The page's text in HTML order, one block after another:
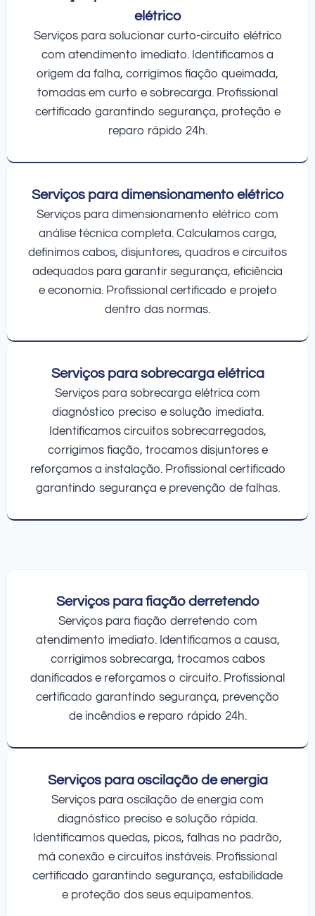
elétrico
Serviços para solucionar curto-circuito elétrico
com atendimento imediato. Identificamos a
origem da falha, corrigimos fiação queimada,
tomadas em curto e sobrecarga. Profissional
certificado garantindo segurança, proteção e
reparo rápido 24h.
Serviços para dimensionamento elétrico
Serviços para dimensionamento elétrico com
análise técnica completa. Calculamos carga,
definimos cabos, disjuntores, quadros e circuitos
adequados para garantir segurança, eficiência
e economia. Profissional certificado e projeto
dentro das normas.
Serviços para sobrecarga elétrica
Serviços para sobrecarga elétrica com
diagnóstico preciso e solução imediata.
Identificamos circuitos sobrecarregados,
corrigimos fiação, trocamos disjuntores e
reforçamos a instalação. Profissional certificado
garantindo segurança e prevenção de falhas.
Serviços para fiação derretendo
Serviços para fiação derretendo com
atendimento imediato. Identificamos a causa,
corrigimos sobrecarga, trocamos cabos
danificados e reforçamos o circuito. Profissional
certificado garantindo segurança, prevenção
de incêndios e reparo rápido 24h.
Serviços para oscilação de energia
Serviços para oscilação de energia com
diagnóstico preciso e solução rápida.
Identificamos quedas, picos, falhas no padrão,
má conexão e circuitos instáveis. Profissional
certificado garantindo segurança, estabilidade
e proteção dos seus equipamentos.